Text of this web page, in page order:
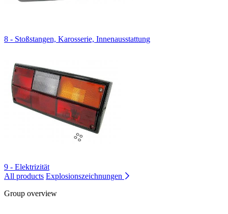
8 - Stoßstangen, Karosserie, Innenausstattung
9 - Elektrizität
All products Explosionszeichnungen
Group overview